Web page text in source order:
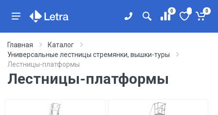
0 0
Главная
Каталог
Универсальные лестницы стремянки, вышки-туры
Лестницы-платформы
Лестницы-платформы